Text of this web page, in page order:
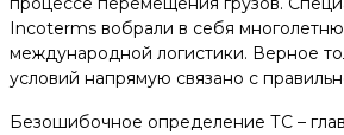
Incoterms вобрали в себя
международной логистики. Верное
условий напрямую связано с
Безошибочное определение ТС –